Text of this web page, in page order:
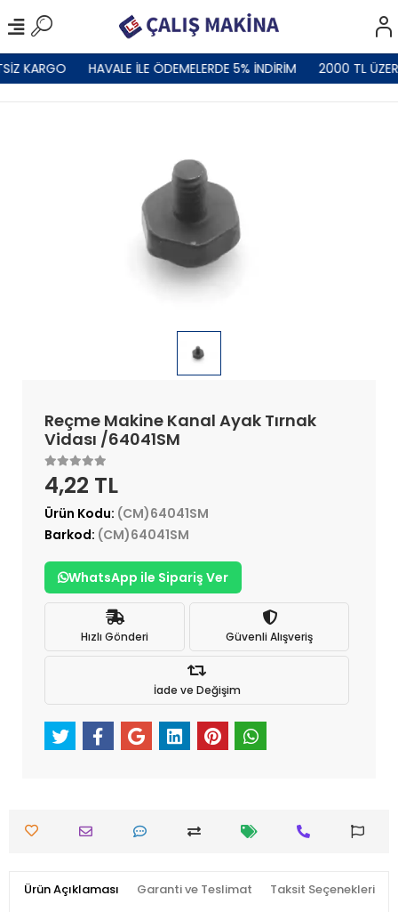
KARGO HAVALE İLE ÖDEMELERDE 5% İNDİRİM 2000 TL
Reçme Makine Kanal Ayak Tırnak
Vidası /64041SM
4,22 TL
Ürün Kodu: (CM)64041SM
Barkod: (CM)64041SM
WhatsApp ile Sipariş Ver
Hızlı Gönderi Güvenli Alışveriş
İade ve Değişim
Ürün Açıklaması Garanti ve Teslimat Taksit Seçenekleri